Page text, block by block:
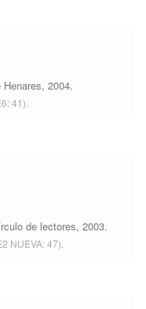
, 2004.
41).
de lectores, 2003.
NUEVA: 47).